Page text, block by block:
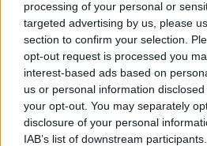
processing of your personal or
targeted advertising by us, please
section to confirm your selection.
opt-out request is processed you
interest-based ads based on
us or personal information
your opt-out. You may separately
disclosure of your personal
IAB’s list of downstream
Για σχόλια, μηνύματα ή
σχετικά με τοMad.gr,
Facebook, επικοινωνήστε
ακολουθήστε μας στο